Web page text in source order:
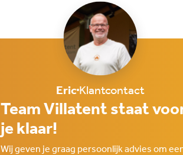
Eric Klantcontact
Team Villatent staat
je klaar!
Wij geven je graag persoonlijk advies om